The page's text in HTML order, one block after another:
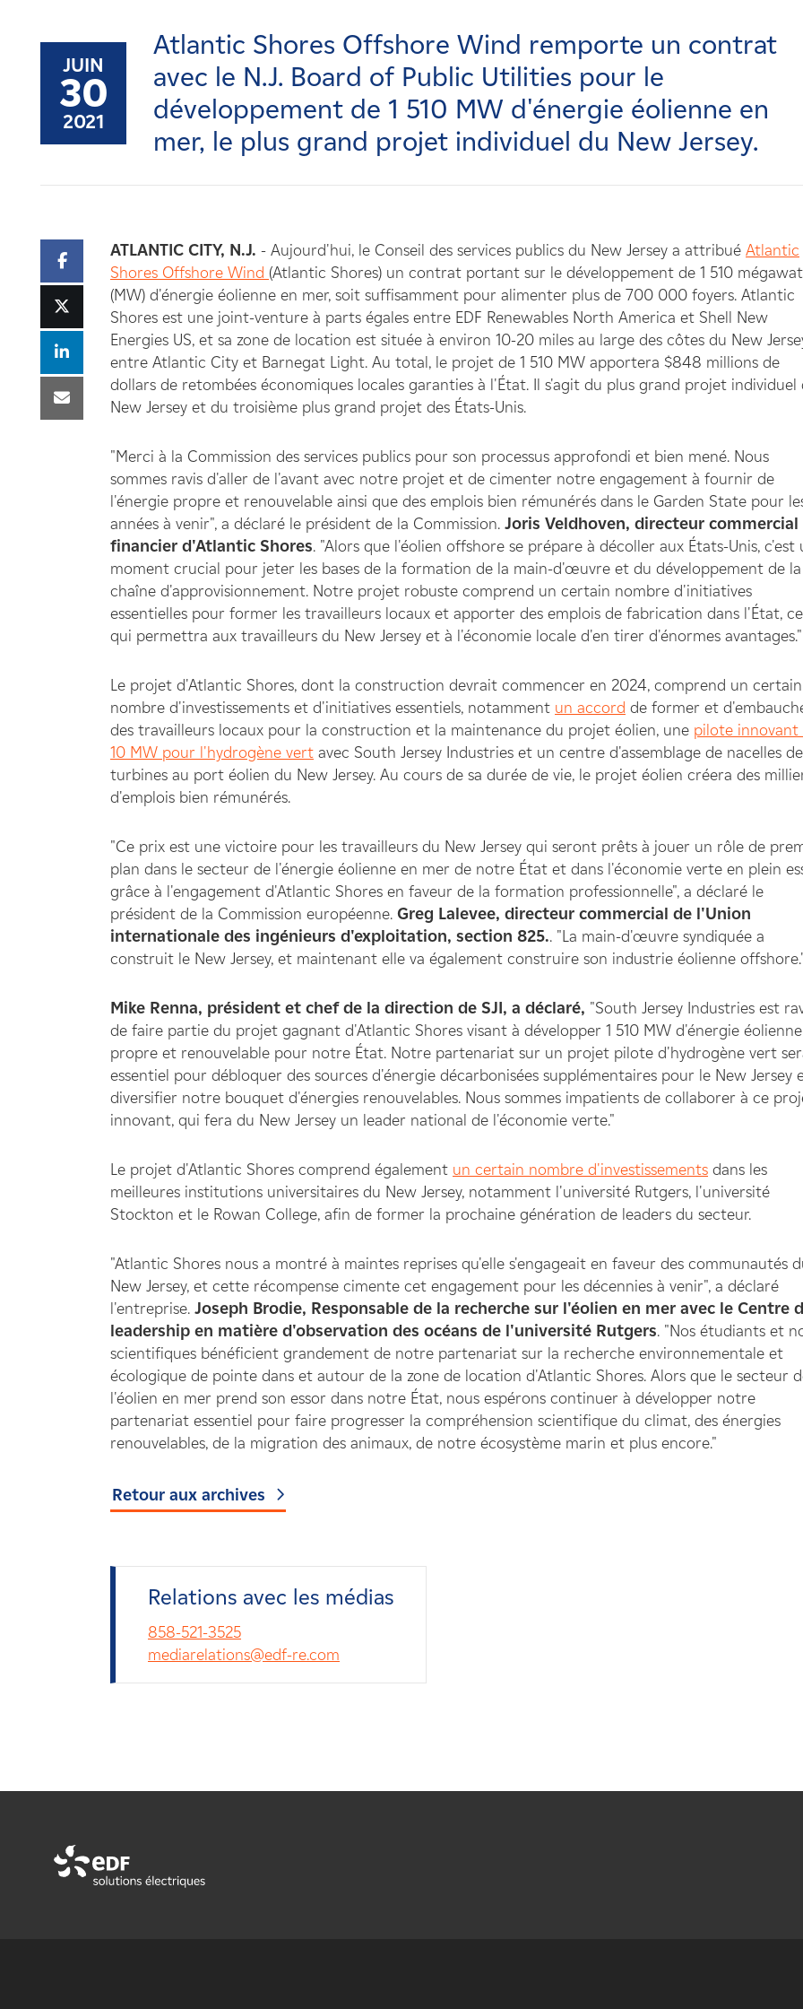
Nouvelles
Contactez-nous
JUIN
30
2021
Atlantic Shores Offshore Wind remporte un contrat
avec le N.J. Board of Public Utilities pour le
développement de 1 510 MW d'énergie éolienne en
mer, le plus grand projet individuel du New Jersey.
ATLANTIC CITY, N.J. - Aujourd'hui, le Conseil des services publics du New Jersey a attribué Atlantic
Shores Offshore Wind (Atlantic Shores) un contrat portant sur le développement de 1 510
(MW) d'énergie éolienne en mer, soit suffisamment pour alimenter plus de 700 000 foyers. Atlantic
Shores est une joint-venture à parts égales entre EDF Renewables North America et Shell New
Energies US, et sa zone de location est située à environ 10-20 miles au large des côtes du New
entre Atlantic City et Barnegat Light. Au total, le projet de 1 510 MW apportera $848 millions de
dollars de retombées économiques locales garanties à l'État. Il s'agit du plus grand projet individuel
New Jersey et du troisième plus grand projet des États-Unis.
"Merci à la Commission des services publics pour son processus approfondi et bien mené. Nous
sommes ravis d'aller de l'avant avec notre projet et de cimenter notre engagement à fournir de
l'énergie propre et renouvelable ainsi que des emplois bien rémunérés dans le Garden State pour
années à venir", a déclaré le président de la Commission. Joris Veldhoven, directeur
financier d'Atlantic Shores. "Alors que l'éolien offshore se prépare à décoller aux États-Unis, c'est
moment crucial pour jeter les bases de la formation de la main-d'œuvre et du développement de la
chaîne d'approvisionnement. Notre projet robuste comprend un certain nombre d'initiatives
essentielles pour former les travailleurs locaux et apporter des emplois de fabrication dans l'État, ce
qui permettra aux travailleurs du New Jersey et à l'économie locale d'en tirer d'énormes avantages."
Le projet d'Atlantic Shores, dont la construction devrait commencer en 2024, comprend un certain
nombre d'investissements et d'initiatives essentiels, notamment un accord de former et
des travailleurs locaux pour la construction et la maintenance du projet éolien, une pilote innovant
10 MW pour l'hydrogène vert avec South Jersey Industries et un centre d'assemblage de nacelles de
turbines au port éolien du New Jersey. Au cours de sa durée de vie, le projet éolien créera des
d'emplois bien rémunérés.
"Ce prix est une victoire pour les travailleurs du New Jersey qui seront prêts à jouer un rôle de
plan dans le secteur de l'énergie éolienne en mer de notre État et dans l'économie verte en plein
grâce à l'engagement d'Atlantic Shores en faveur de la formation professionnelle", a déclaré le
président de la Commission européenne. Greg Lalevee, directeur commercial de l'Union
internationale des ingénieurs d'exploitation, section 825.. "La main-d'œuvre syndiquée a
construit le New Jersey, et maintenant elle va également construire son industrie éolienne
Mike Renna, président et chef de la direction de SJI, a déclaré, "South Jersey Industries est
de faire partie du projet gagnant d'Atlantic Shores visant à développer 1 510 MW d'énergie éolienne
propre et renouvelable pour notre État. Notre partenariat sur un projet pilote d'hydrogène vert
essentiel pour débloquer des sources d'énergie décarbonisées supplémentaires pour le New Jersey
diversifier notre bouquet d'énergies renouvelables. Nous sommes impatients de collaborer à ce
innovant, qui fera du New Jersey un leader national de l'économie verte."
Le projet d'Atlantic Shores comprend également un certain nombre d'investissements dans les
meilleures institutions universitaires du New Jersey, notamment l'université Rutgers, l'université
Stockton et le Rowan College, afin de former la prochaine génération de leaders du secteur.
"Atlantic Shores nous a montré à maintes reprises qu'elle s'engageait en faveur des communautés
New Jersey, et cette récompense cimente cet engagement pour les décennies à venir", a déclaré
l'entreprise. Joseph Brodie, Responsable de la recherche sur l'éolien en mer avec le Centre
leadership en matière d'observation des océans de l'université Rutgers. "Nos étudiants et
scientifiques bénéficient grandement de notre partenariat sur la recherche environnementale et
écologique de pointe dans et autour de la zone de location d'Atlantic Shores. Alors que le secteur
l'éolien en mer prend son essor dans notre État, nous espérons continuer à développer notre
partenariat essentiel pour faire progresser la compréhension scientifique du climat, des énergies
renouvelables, de la migration des animaux, de notre écosystème marin et plus encore."
Retour aux archives
Relations avec les médias
858-521-3525
mediarelations@edf-re.com